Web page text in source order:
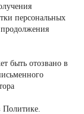
персональных
быть отозвано в
Политике.